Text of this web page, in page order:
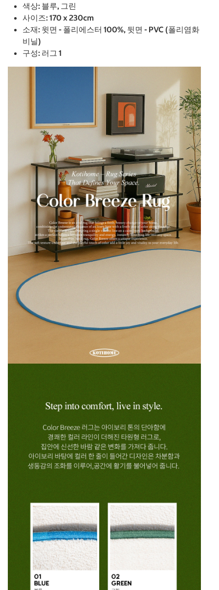
색상: 블루, 그린
사이즈: 170 x 230cm
소재: 윗면 - 폴리에스터 100%, 뒷면 - PVC (폴리염화
비닐)
구성: 러그 1